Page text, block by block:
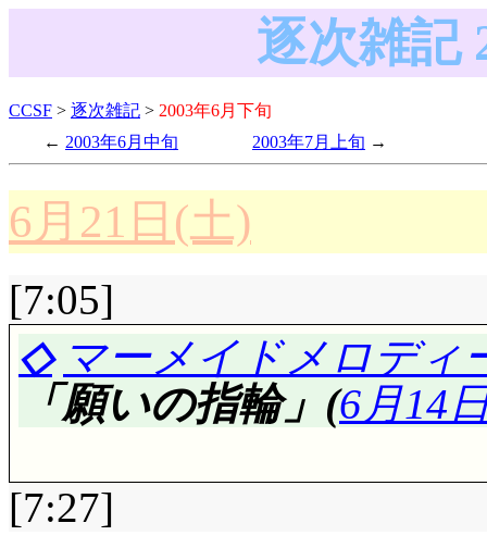
逐次雑記
CCSF > 逐次雑記 > 2003年6月下旬
2003年6月中旬
2003年7月上旬
6月21日(土)
[7:05]
◇ マーメイドメロディ
「願いの指輪」(6月14
[7:27]